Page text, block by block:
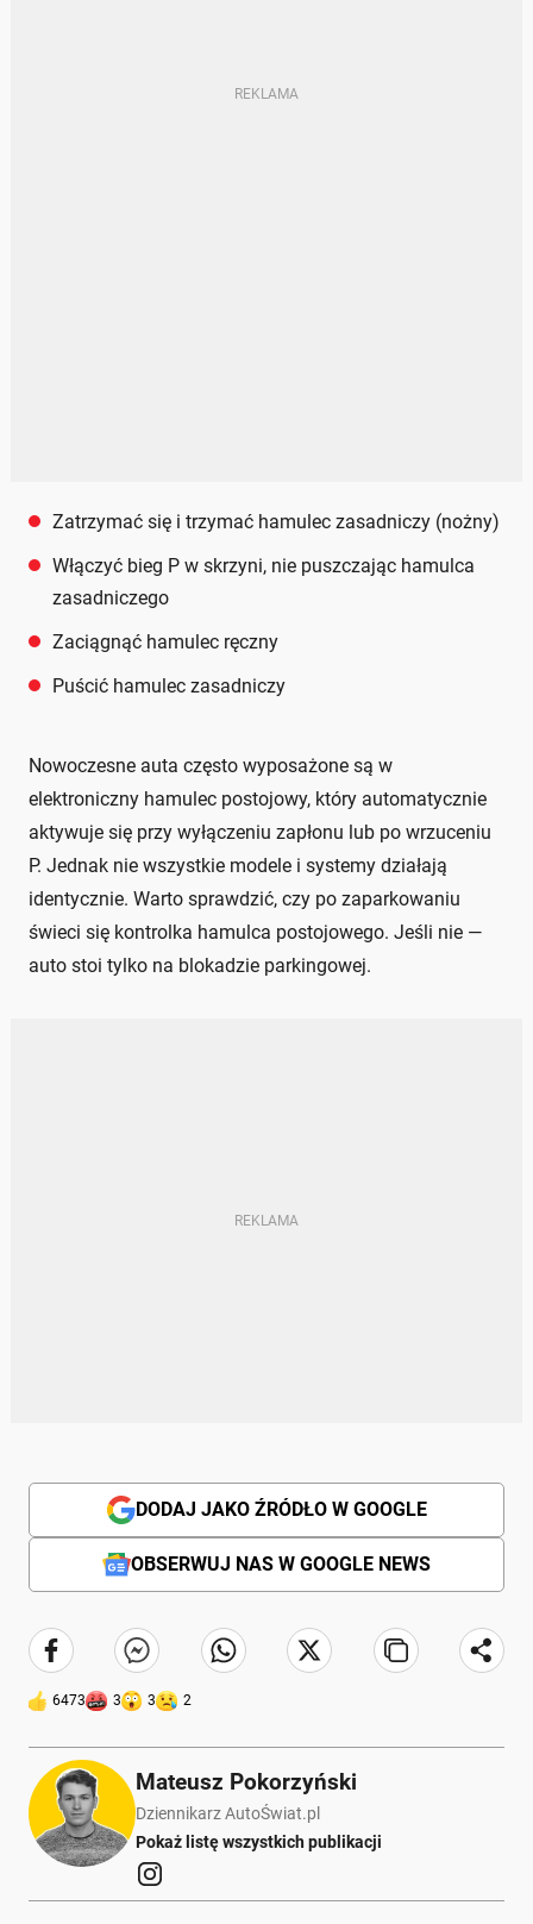
Zatrzymać się i trzymać hamulec zasadniczy (nożny)
Włączyć bieg P w skrzyni, nie puszczając hamulca
zasadniczego
Zaciągnąć hamulec ręczny
Puścić hamulec zasadniczy
Nowoczesne auta często wyposażone są w
elektroniczny hamulec postojowy, który automatycznie
aktywuje się przy wyłączeniu zapłonu lub po wrzuceniu
P. Jednak nie wszystkie modele i systemy działają
identycznie. Warto sprawdzić, czy po zaparkowaniu
świeci się kontrolka hamulca postojowego. Jeśli nie —
auto stoi tylko na blokadzie parkingowej.
DODAJ JAKO ŹRÓDŁO W GOOGLE
OBSERWUJ NAS W GOOGLE NEWS
6473 3 3 2
Mateusz Pokorzyński
Dziennikarz AutoŚwiat.pl
Pokaż listę wszystkich publikacji